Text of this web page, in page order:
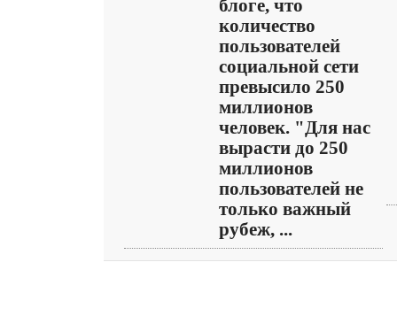
блоге, что
количество
пользователей
социальной сети
превысило 250
миллионов
человек. "Для нас
вырасти до 250
миллионов
пользователей не
только важный
рубеж, ...